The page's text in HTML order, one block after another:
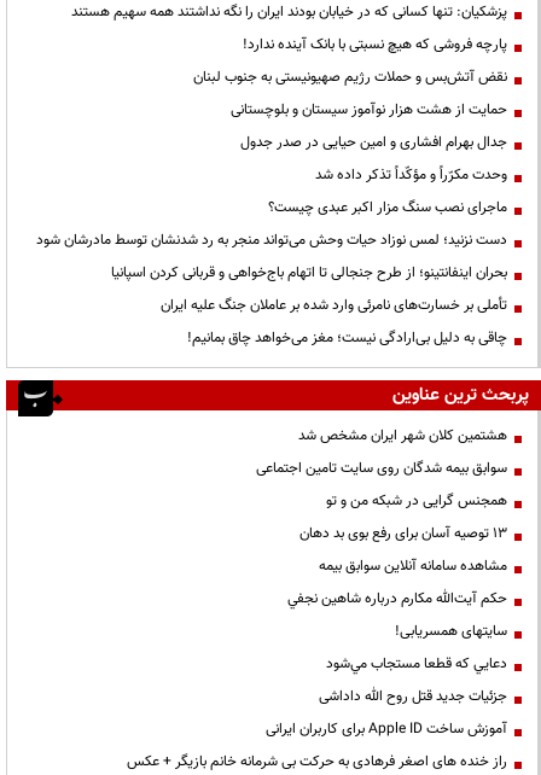
پزشکیان: تنها کسانی که در خیابان بودند ایران را نگه نداشتند همه سهیم هستند
پارچه فروشی که هیچ نسبتی با بانک آینده ندارد!
نقض آتش‌بس و حملات رژیم صهیونیستی به جنوب لبنان
حمایت از هشت هزار نوآموز سیستان و بلوچستانی
جدال بهرام افشاری و امین حیایی در صدر جدول
وحدت مکرّراً و مؤکّداً تذکر داده شد
ماجرای نصب سنگ مزار اکبر عبدی چیست؟
دست نزنید؛ لمس نوزاد حیات وحش می‌تواند منجر به رد شدنشان توسط مادرشان شود
بحران اینفانتینو؛ از طرح جنجالی تا اتهام باج‌خواهی و قربانی کردن اسپانیا
تأملی بر خسارت‌های نامرئی وارد شده بر عاملان جنگ علیه ایران
چاقی به دلیل بی‌ارادگی نیست؛ مغز می‌خواهد چاق بمانیم!
پربحث ترین عناوین
هشتمین کلان شهر ایران مشخص شد
سوابق بیمه شدگان روی سایت تامین اجتماعی
همجنس گرایی در شبکه من و تو
13 توصیه آسان برای رفع بوی بد دهان
مشاهده سامانه آنلاين سوابق بیمه
حكم آيت‌الله مكارم درباره شاهين نجفي
سایتهای همسریابی!
دعايي كه قطعا مستجاب مي‌شود
جزئیات جدید قتل روح الله داداشی
آموزش ساخت Apple ID برای کاربران ایرانی
راز خنده های اصغر فرهادی به حرکت بی شرمانه خانم بازیگر + عکس